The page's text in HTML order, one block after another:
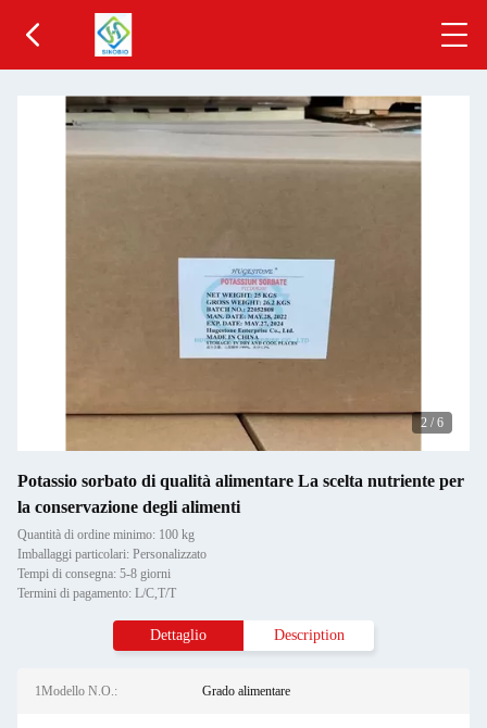
2 / 6
Potassio sorbato di qualità alimentare La scelta nutriente per
la conservazione degli alimenti
Quantità di ordine minimo: 100 kg
Imballaggi particolari: Personalizzato
Tempi di consegna: 5-8 giorni
Termini di pagamento: L/C,T/T
Dettaglio Description
1Modello N.O.: Grado alimentare